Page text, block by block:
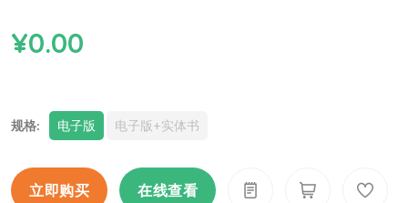
¥0.00
规格: 电子版 电子版+实体书
立即购买 在线查看